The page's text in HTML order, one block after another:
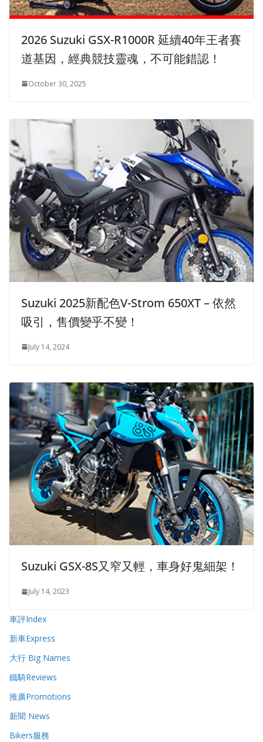
2026 Suzuki GSX-R1000R 延續40年王者賽
道基因，經典競技靈魂，不可能錯認！
October 30, 2025
Suzuki 2025新配色V-Strom 650XT – 依然
吸引，售價變乎不變！
July 14, 2024
Suzuki GSX-8S又窄又輕，車身好鬼細架！
July 14, 2023
車評Index
新車Express
大行 Big Names
鐵騎Reviews
推廣Promotions
新聞 News
Bikers服務